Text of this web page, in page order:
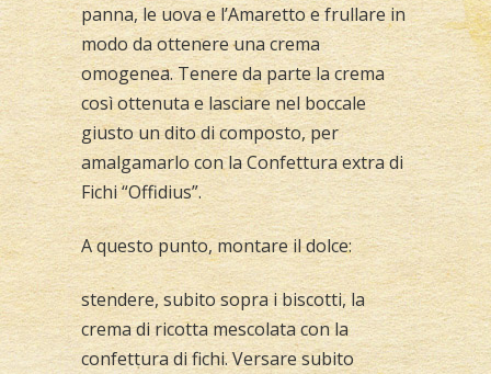
panna, le uova e l’Amaretto e frullare in
modo da ottenere una crema
omogenea. Tenere da parte la crema
così ottenuta e lasciare nel boccale
giusto un dito di composto, per
amalgamarlo con la Confettura extra di
Fichi “Offidius”.
A questo punto, montare il dolce:
stendere, subito sopra i biscotti, la
crema di ricotta mescolata con la
confettura di fichi. Versare subito